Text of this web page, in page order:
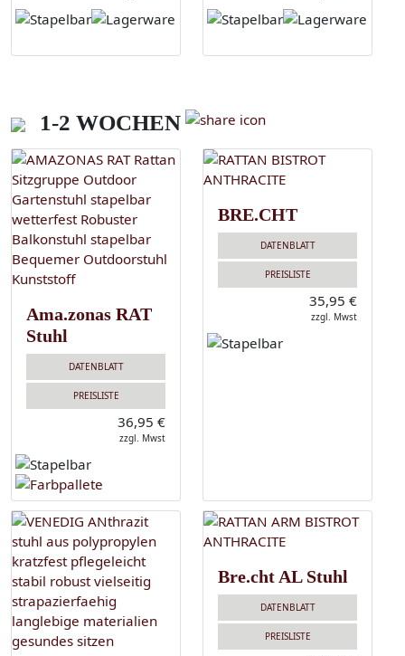
1-2 WOCHEN
Ama.zonas RAT
Stuhl
DATENBLATT
PREISLISTE
36,95 €
zzgl. Mwst
BRE.CHT
DATENBLATT
PREISLISTE
35,95 €
zzgl. Mwst
Bre.cht AL Stuhl
DATENBLATT
PREISLISTE